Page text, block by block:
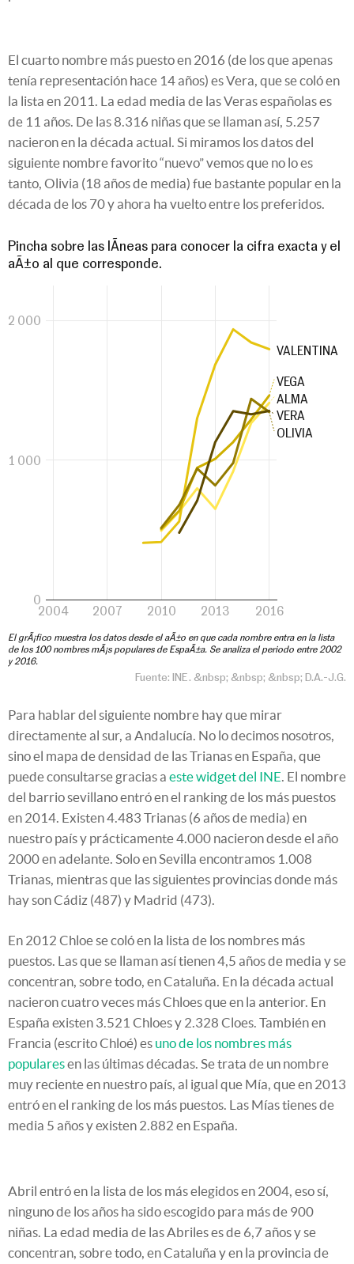
El cuarto nombre más puesto en 2016 (de los que apenas
tenía representación hace 14 años) es Vera, que se coló en
la lista en 2011. La edad media de las Veras españolas es
de 11 años. De las 8.316 niñas que se llaman así, 5.257
nacieron en la década actual. Si miramos los datos del
siguiente nombre favorito “nuevo” vemos que no lo es
tanto, Olivia (18 años de media) fue bastante popular en la
década de los 70 y ahora ha vuelto entre los preferidos.
Para hablar del siguiente nombre hay que mirar
directamente al sur, a Andalucía. No lo decimos nosotros,
sino el mapa de densidad de las Trianas en España, que
puede consultarse gracias a este widget del INE . El nombre
del barrio sevillano entró en el ranking de los más puestos
en 2014. Existen 4.483 Trianas (6 años de media) en
nuestro país y prácticamente 4.000 nacieron desde el año
2000 en adelante. Solo en Sevilla encontramos 1.008
Trianas, mientras que las siguientes provincias donde más
hay son Cádiz (487) y Madrid (473).
En 2012 Chloe se coló en la lista de los nombres más
puestos. Las que se llaman así tienen 4,5 años de media y se
concentran, sobre todo, en Cataluña. En la década actual
nacieron cuatro veces más Chloes que en la anterior. En
España existen 3.521 Chloes y 2.328 Cloes. También en
Francia (escrito Chloé) es uno de los nombres más
popularesen las últimas décadas. Se trata de un nombre
muy reciente en nuestro país, al igual que Mía, que en 2013
entró en el ranking de los más puestos. Las Mías tienes de
media 5 años y existen 2.882 en España.
Abril entró en la lista de los más elegidos en 2004, eso sí,
ninguno de los años ha sido escogido para más de 900
niñas. La edad media de las Abriles es de 6,7 años y se
concentran, sobre todo, en Cataluña y en la provincia de